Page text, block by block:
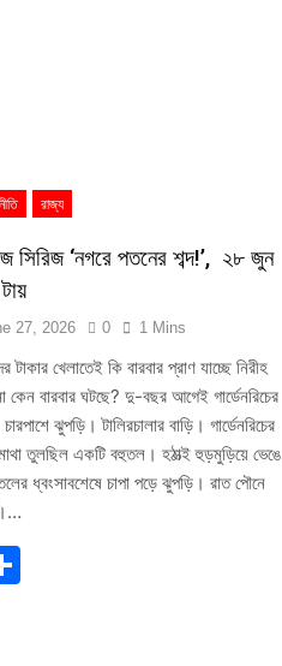
রাজ্য
সিরিজ ‘নগরে পতনের শব্দ!’, ২৮ জুন
27, 2026 0 1 Mins
টাকার খেলাতেই কি বারবার প্রাণ যাচ্ছে নিরীহ
কেন বারবার ঘটছে? দু-বছর আগেই গার্ডেনরিচের
ঝুপড়ি। টালিরচালার বাড়ি। গার্ডেনরিচের
তুলছিল একটি বহুতল। হঠাত্‍ই হুড়মুড়িয়ে ভেঙে
ধ্বংসাবশেষে চাপা পড়ে ঝুপড়ি। রাত পৌনে